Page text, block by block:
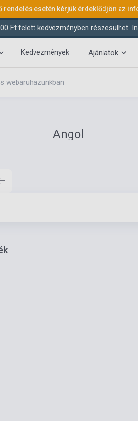
rendelés esetén kérjük érdeklődjön az
Ft felett kedvezményben részesülhet.
Kedvezmények Ajánlatok
Angol